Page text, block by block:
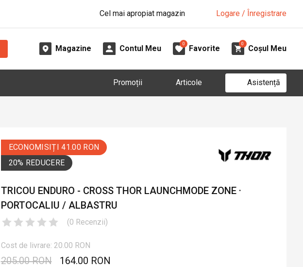
Cel mai apropiat magazin Logare / Înregistrare
Magazine Contul Meu
0
Favorite
0
Coșul Meu
Promoții Articole Asistență
ECONOMISIȚI 41.00 RON
20% REDUCERE
TRICOU ENDURO - CROSS THOR LAUNCHMODE ZONE ·
PORTOCALIU / ALBASTRU
(0 Recenzii)
Cost de livrare: 20.00 RON
205.00 RON 164.00 RON